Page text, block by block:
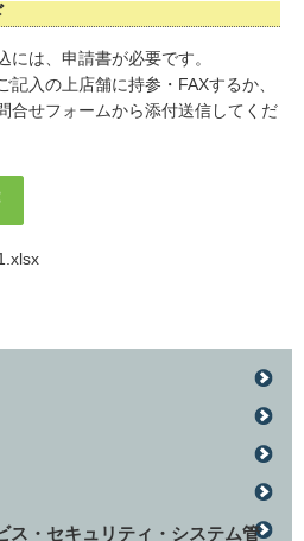
には、申請書が必要です。
入の上店舗に持参・FAXするか、
合せフォームから添付送信してくだ
ス・セキュリティ・システム管